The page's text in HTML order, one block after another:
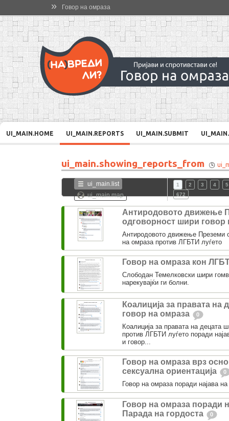
» Говор на омраза
UI_MAIN.HOME UI_MAIN.REPORTS UI_MAIN.SUBMIT
ui_main.showing_reports_from
ui_main.list
ui_main.map
1 2 3 4
5
672
Антиродовото движење
одговорност шири говор
Антиродовото движење Преземи
на омраза против ЛГБТИ луѓето
Говор на омраза кон
Слободан Темелковски шири
нарекувајќи ги болни.
Коалиција за правата на
говор на омраза
0
Коалиција за правата на децата
против ЛГБТИ луѓето поради
и говор...
Говор на омраза врз
сексуална ориентација
0
Говор на омраза поради најава
Говор на омраза поради
Парада на гордоста
0